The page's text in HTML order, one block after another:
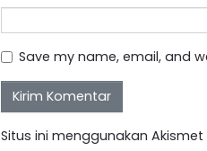
Save my name, email, and
Situs ini menggunakan